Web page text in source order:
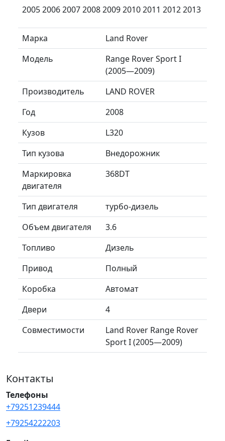
2005 2006 2007 2008 2009 2010 2011 2012 2013
Марка
Land Rover
Модель
Range Rover Sport I
(2005—2009)
Производитель
LAND ROVER
Год
2008
Кузов
L320
Тип кузова
Внедорожник
Маркировка
двигателя
368DT
Тип двигателя
турбо-дизель
Объем двигателя
3.6
Топливо
Дизель
Привод
Полный
Коробка
Автомат
Двери
4
Совместимости
Land Rover Range Rover
Sport I (2005—2009)
Контакты
Телефоны
+79251239444
+79254222203